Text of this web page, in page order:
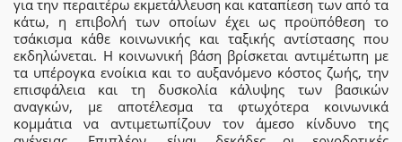
για την περαιτέρω εκμετάλλευση και καταπίεση των από τα
κάτω, η επιβολή των οποίων έχει ως προϋπόθεση το
τσάκισμα κάθε κοινωνικής και ταξικής αντίστασης που
εκδηλώνεται. Η κοινωνική βάση βρίσκεται αντιμέτωπη με
τα υπέρογκα ενοίκια και το αυξανόμενο κόστος ζωής, την
επισφάλεια και τη δυσκολία κάλυψης των βασικών
αναγκών, με αποτέλεσμα τα φτωχότερα κοινωνικά
κομμάτια να αντιμετωπίζουν τον άμεσο κίνδυνο της